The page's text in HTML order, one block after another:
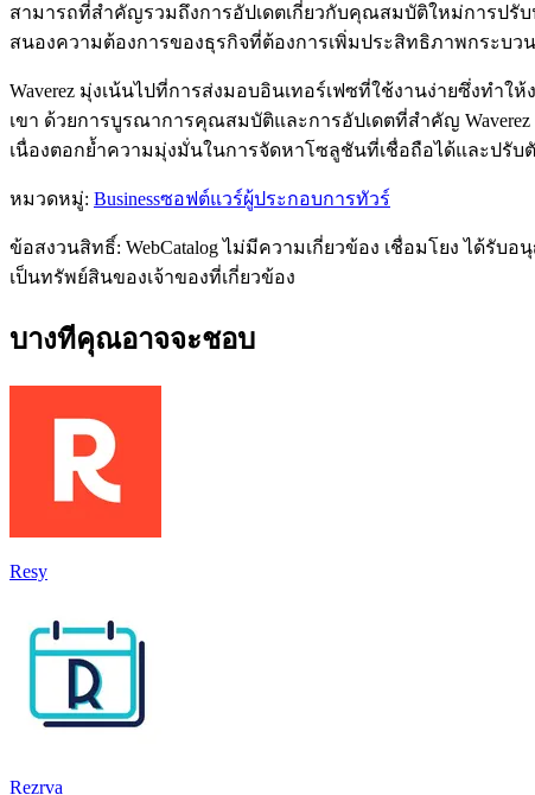
สามารถที่สำคัญรวมถึงการอัปเดตเกี่ยวกับคุณสมบัติใหม่การปรั
สนองความต้องการของธุรกิจที่ต้องการเพิ่มประสิทธิภาพกระบ
Waverez มุ่งเน้นไปที่การส่งมอบอินเทอร์เฟซที่ใช้งานง่ายซึ่งท
เขา ด้วยการบูรณาการคุณสมบัติและการอัปเดตที่สำคัญ
เนื่องตอกย้ำความมุ่งมั่นในการจัดหาโซลูชันที่เชื่อถือได้และปรับ
หมวดหมู่: Businessซอฟต์แวร์ผู้ประกอบการทัวร์
ข้อสงวนสิทธิ์: WebCatalog ไม่มีความเกี่ยวข้อง เชื่อมโยง ได้รั
เป็นทรัพย์สินของเจ้าของที่เกี่ยวข้อง
บางทีคุณอาจจะชอบ
Resy
Rezrva